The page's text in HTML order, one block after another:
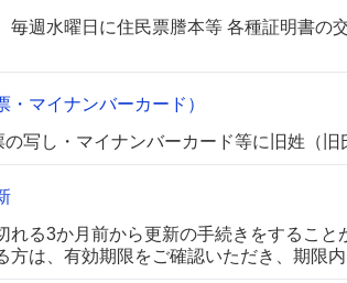
毎週水曜日に住民票謄本等 各種証明書の
・マイナンバーカード）
写し・マイナンバーカード等に旧姓（旧
れる3か月前から更新の手続きをするこ
方は、有効期限をご確認いただき、期限